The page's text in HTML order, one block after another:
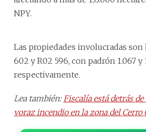
NPY.
Las propiedades involucradas son
602 y R02 596, con padrón 1.067 y
respectivamente.
Lea también: Fiscalía está detrás
voraz incendio en la zona del Cerro